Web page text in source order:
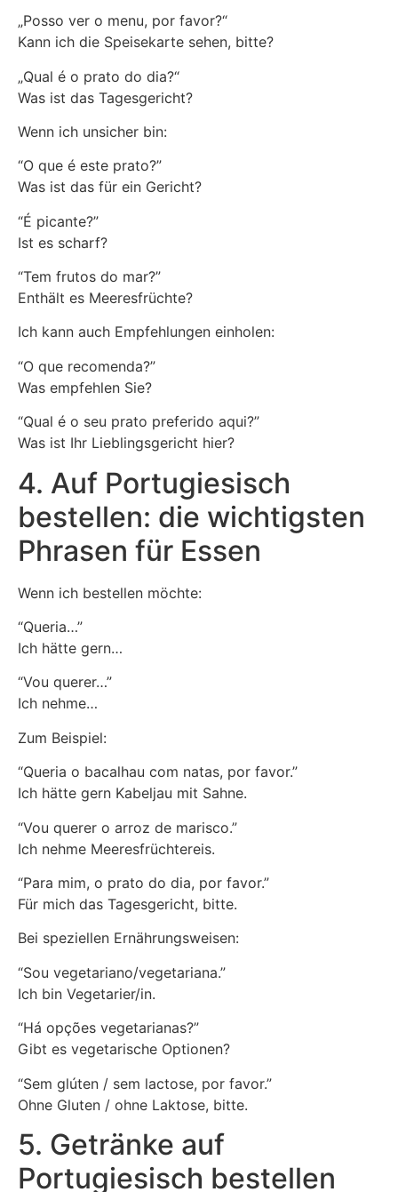
„Posso ver o menu, por favor?“
Kann ich die Speisekarte sehen, bitte?
„Qual é o prato do dia?“
Was ist das Tagesgericht?
Wenn ich unsicher bin:
“O que é este prato?”
Was ist das für ein Gericht?
“É picante?”
Ist es scharf?
“Tem frutos do mar?”
Enthält es Meeresfrüchte?
Ich kann auch Empfehlungen einholen:
“O que recomenda?”
Was empfehlen Sie?
“Qual é o seu prato preferido aqui?”
Was ist Ihr Lieblingsgericht hier?
4. Auf Portugiesisch
bestellen: die wichtigsten
Phrasen für Essen
Wenn ich bestellen möchte:
“Queria…”
Ich hätte gern…
“Vou querer…”
Ich nehme…
Zum Beispiel:
“Queria o bacalhau com natas, por favor.”
Ich hätte gern Kabeljau mit Sahne.
“Vou querer o arroz de marisco.”
Ich nehme Meeresfrüchtereis.
“Para mim, o prato do dia, por favor.”
Für mich das Tagesgericht, bitte.
Bei speziellen Ernährungsweisen:
“Sou vegetariano/vegetariana.”
Ich bin Vegetarier/in.
“Há opções vegetarianas?”
Gibt es vegetarische Optionen?
“Sem glúten / sem lactose, por favor.”
Ohne Gluten / ohne Laktose, bitte.
5. Getränke auf
Portugiesisch bestellen